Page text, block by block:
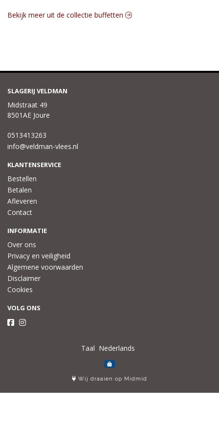
Bekijk meer uit de collectie buffetten
SLAGERIJ VELDMAN
Midstraat 49
8501AE Joure
0513413263
info@veldman-vlees.nl
KLANTENSERVICE
Bestellen
Betalen
Afleveren
Contact
INFORMATIE
Over ons
Privacy en veiligheid
Algemene voorwaarden
Disclaimer
Cookies
VOLG ONS
Taal
Wij draaien op Midmid